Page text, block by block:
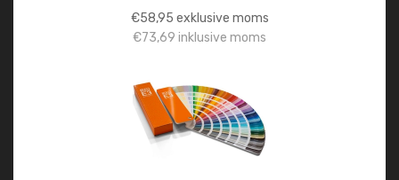
€58,95 exklusive moms
€73,69 inklusive moms